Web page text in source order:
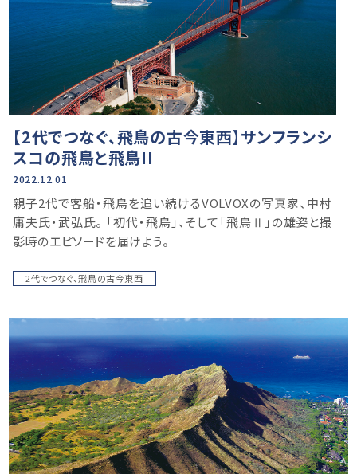
【2代でつなぐ、飛鳥の古今東西】サンフランシ
スコの飛鳥と飛鳥II
2022.12.01
親⼦2代で客船・飛鳥を追い続けるVOLVOXの写真家、中村
庸夫⽒・武弘⽒。 「初代・⾶⿃」、そして「⾶⿃Ⅱ」の雄姿と撮
影時のエピソードを届けよう。
2代でつなぐ、飛鳥の古今東西